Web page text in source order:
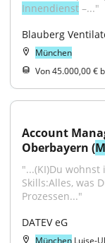
Innendienst –..."
Blauberg
München
Von 45.000,00 €
Account
Oberbayern (
"...(KI)Du
Skills:Alles, was
Prozessen..."
DATEV eG
München Luise-